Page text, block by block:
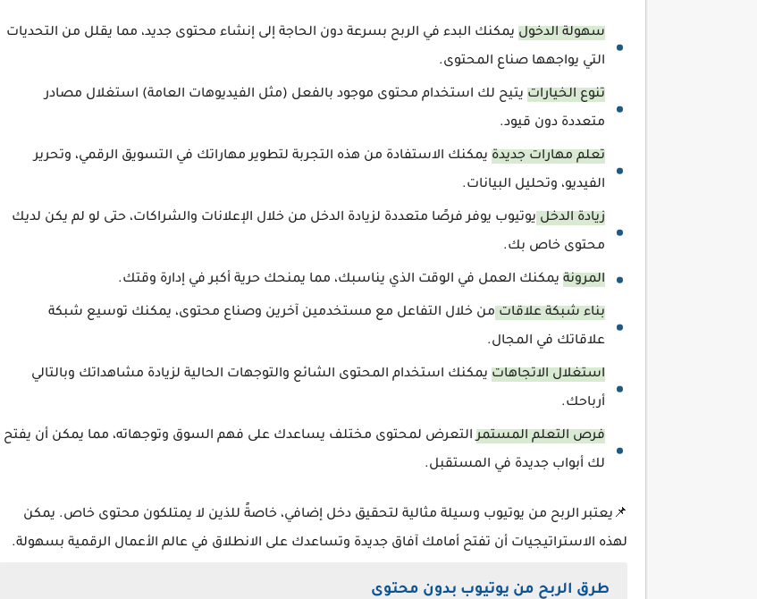
سهولة الدخول يمكنك البدء في الربح بسرعة دون الحاجة إلى إنشاء محتوى جديد، مما يقلل من التحديات
التي يواجهها صناع المحتوى.
تنوع الخيارات يتيح لك استخدام محتوى موجود بالفعل (مثل الفيديوهات العامة) استغلال مصادر
متعددة دون قيود.
تعلم مهارات جديدة يمكنك الاستفادة من هذه التجربة لتطوير مهاراتك في التسويق الرقمي، وتحرير
الفيديو، وتحليل البيانات.
زيادة الدخل يوتيوب يوفر فرصًا متعددة لزيادة الدخل من خلال الإعلانات والشراكات، حتى لو لم يكن لديك
محتوى خاص بك.
المرونة يمكنك العمل في الوقت الذي يناسبك، مما يمنحك حرية أكبر في إدارة وقتك.
بناء شبكة علاقات من خلال التفاعل مع مستخدمين آخرين وصناع محتوى، يمكنك توسيع شبكة
علاقاتك في المجال.
استغلال الاتجاهات يمكنك استخدام المحتوى الشائع والتوجهات الحالية لزيادة مشاهداتك وبالتالي
أرباحك.
فرص التعلم المستمرالتعرض لمحتوى مختلف يساعدك على فهم السوق وتوجهاته، مما يمكن أن يفتح
لك أبواب جديدة في المستقبل.
📌يعتبر الربح من يوتيوب وسيلة مثالية لتحقيق دخل إضافي، خاصةً للذين لا يمتلكون محتوى خاص. يمكن
لهذه الاستراتيجيات أن تفتح أمامك آفاق جديدة وتساعدك على الانطلاق في عالم الأعمال الرقمية بسهولة.
طرق الربح من يوتيوب بدون محتوى